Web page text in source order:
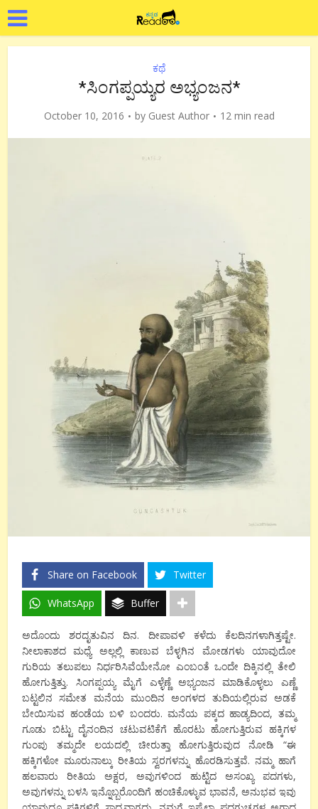
ಕಥೆ
*ಸಿಂಗಪ್ಪಯ್ಯರ ಅಭ್ಯಂಜನ*
October 10, 2016 by Guest Author 12 min read
Share on Facebook Twitter
WhatsApp Buffer
ಅದೊಂದು ಶರದೃತುವಿನ ದಿನ. ದೀಪಾವಳಿ ಕಳೆದು ಕೆಲದಿನಗಳಾಗಿತ್ತಷ್ಟೇ.
ನೀಲಾಕಾಶದ ಮಧ್ಯೆ ಅಲ್ಲಲ್ಲಿ ಕಾಣುವ ಬೆಳ್ಳಗಿನ ಮೋಡಗಳು ಯಾವುದೋ
ಗುರಿಯ ತಲುಪಲು ನಿರ್ಧರಿಸಿವೆಯೇನೋ ಎಂಬಂತೆ ಒಂದೇ ದಿಕ್ಕಿನಲ್ಲಿ ತೇಲಿ
ಹೋಗುತ್ತಿತ್ತು. ಸಿಂಗಪ್ಪಯ್ಯ ಮೈಗೆ ಎಳ್ಳೆಣ್ಣೆ ಅಭ್ಯಂಜನ ಮಾಡಿಕೊಳ್ಳಲು ಎಣ್ಣೆ
ಬಟ್ಟಲಿನ ಸಮೇತ ಮನೆಯ ಮುಂದಿನ ಅಂಗಳದ ತುದಿಯಲ್ಲಿರುವ ಅಡಕೆ
ಬೇಯಿಸುವ ಹಂಡೆಯ ಬಳಿ ಬಂದರು. ಮನೆಯ ಪಕ್ಕದ ಹಾಡ್ಯದಿಂದ, ತಮ್ಮ
ಗೂಡು ಬಿಟ್ಟು ದೈನಂದಿನ ಚಟುವಟಿಕೆಗೆ ಹೊರಟು ಹೋಗುತ್ತಿರುವ ಹಕ್ಕಿಗಳ
ಗುಂಪು ತಮ್ಮದೇ ಲಯದಲ್ಲಿ ಚೀರುತ್ತಾ ಹೋಗುತ್ತಿರುವುದ ನೋಡಿ “ಈ
ಹಕ್ಕಿಗಳೋ ಮೂರುನಾಲ್ಕು ರೀತಿಯ ಸ್ವರಗಳನ್ನು ಹೊರಡಿಸುತ್ತವೆ. ನಮ್ಮ ಹಾಗೆ
ಹಲವಾರು ರೀತಿಯ ಅಕ್ಷರ, ಅವುಗಳಿಂದ ಹುಟ್ಟಿದ ಅಸಂಖ್ಯ ಪದಗಳು,
ಅವುಗಳನ್ನು ಬಳಸಿ ಇನ್ನೊಬ್ಬರೊಂದಿಗೆ ಹಂಚಿಕೊಳ್ಳುವ ಭಾವನೆ, ಅನುಭವ ಇವು